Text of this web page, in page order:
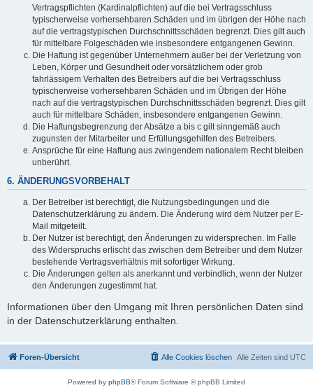
Vertragspflichten (Kardinalpflichten) auf die bei Vertragsschluss
typischerweise vorhersehbaren Schäden und im übrigen der Höhe nach
auf die vertragstypischen Durchschnittsschäden begrenzt. Dies gilt auch
für mittelbare Folgeschäden wie insbesondere entgangenen Gewinn.
Die Haftung ist gegenüber Unternehmern außer bei der Verletzung von
Leben, Körper und Gesundheit oder vorsätzlichem oder grob
fahrlässigem Verhalten des Betreibers auf die bei Vertragsschluss
typischerweise vorhersehbaren Schäden und im Übrigen der Höhe
nach auf die vertragstypischen Durchschnittsschäden begrenzt. Dies gilt
auch für mittelbare Schäden, insbesondere entgangenen Gewinn.
Die Haftungsbegrenzung der Absätze a bis c gilt sinngemäß auch
zugunsten der Mitarbeiter und Erfüllungsgehilfen des Betreibers.
Ansprüche für eine Haftung aus zwingendem nationalem Recht bleiben
unberührt.
6. ÄNDERUNGSVORBEHALT
Der Betreiber ist berechtigt, die Nutzungsbedingungen und die
Datenschutzerklärung zu ändern. Die Änderung wird dem Nutzer per E-
Mail mitgeteilt.
Der Nutzer ist berechtigt, den Änderungen zu widersprechen. Im Falle
des Widerspruchs erlischt das zwischen dem Betreiber und dem Nutzer
bestehende Vertragsverhältnis mit sofortiger Wirkung.
Die Änderungen gelten als anerkannt und verbindlich, wenn der Nutzer
den Änderungen zugestimmt hat.
Informationen über den Umgang mit Ihren persönlichen Daten sind
in der Datenschutzerklärung enthalten.
Foren-Übersicht Alle Zeiten sind UTC
Alle Cookies löschen
Powered by phpBB® Forum Software © phpBB Limited